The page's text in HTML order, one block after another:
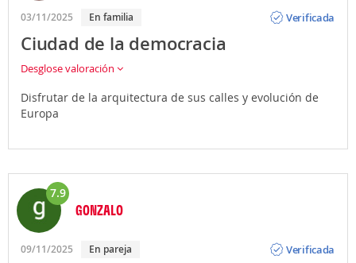
03/11/2025 En familia
Verificada
Ciudad de la democracia
Desglose valoración
Disfrutar de la arquitectura de sus calles y evolución de
Europa
7.9
GONZALO
09/11/2025 En pareja
Verificada